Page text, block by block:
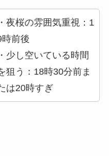
・夜桜の雰囲気重視：1
時前後
・少し空いている時間
狙う：18時30分前ま
は20時すぎ